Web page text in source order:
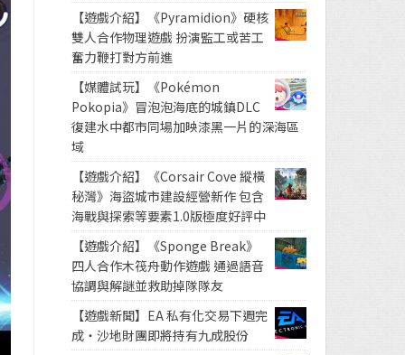
【遊戲介紹】《Pyramidion》硬核
雙人合作物理遊戲 扮演監工或苦工
奮力鞭打對方前進
【媒體試玩】《Pokémon
Pokopia》冒泡泡海底的城鎮DLC
復建水中都市同場加映漆黑一片的深海區
域
【遊戲介紹】《Corsair Cove 縱橫
秘灣》海盜城市建設經營新作 包含
海戰與探索等要素1.0版極度好評中
【遊戲介紹】《Sponge Break》
四人合作木筏舟動作遊戲 通過語音
協調與解謎並救助掉隊隊友
【遊戲新聞】EA 私有化交易下週完
成・沙地財團即將持有九成股份